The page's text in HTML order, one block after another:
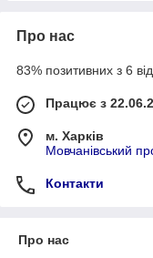
Про нас
83% позитивних з 6
Працює з
м. Харків
Мовчанівський
Контакти
Про нас